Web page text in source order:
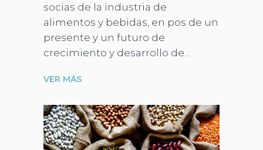
socias de la industria de
alimentos y bebidas, en pos de un
presente y un futuro de
crecimiento y desarrollo de
VER MÁS